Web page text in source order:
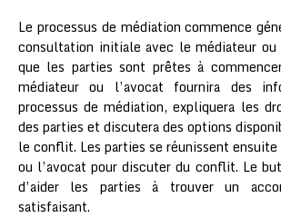
Le processus de médiation commence
consultation initiale avec le médiateur ou
que les parties sont prêtes à
médiateur ou l’avocat fournira des
processus de médiation, expliquera les
des parties et discutera des options
le conflit. Les parties se réunissent
ou l’avocat pour discuter du conflit. Le
d’aider les parties à trouver un
satisfaisant.